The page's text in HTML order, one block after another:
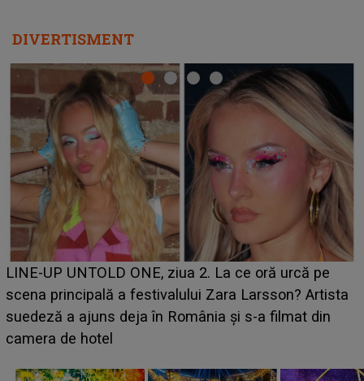
DIVERTISMENT
Ce a dezvăluit noua concurentă din "Casa Iubirii" l-a
luat prin surprindere pe Emanuel. CINE ESTE
BĂIATUL VIZAT de Alexandra?! Aflându-se în fața
faptului împlinit, A RECUNOSCUT IMEDIAT: "Am